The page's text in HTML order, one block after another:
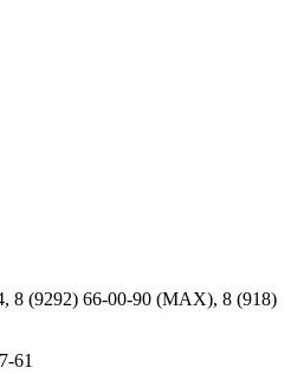
8 (9292) 66-00-90 (MAX), 8 (918)
61